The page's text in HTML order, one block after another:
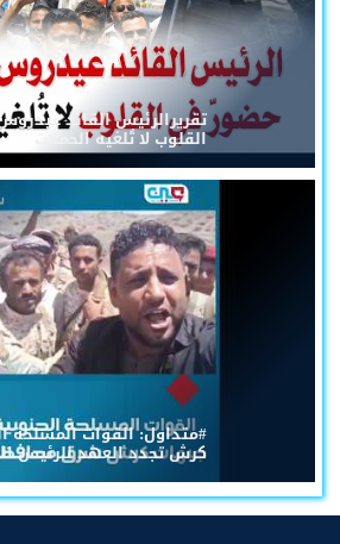
تقريرالرئيس القائد
القلوب لا تُلغيه الحملات
#متداول: القوات المسلحة
كرش تجدد العهد للرئيس